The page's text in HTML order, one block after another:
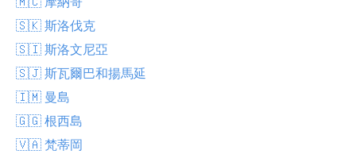
🇸🇰 斯洛伐克
🇸🇮 斯洛文尼亞
🇸🇯 斯瓦爾巴和揚馬延
🇮🇲 曼島
🇬🇬 根西島
🇻🇦 梵蒂岡